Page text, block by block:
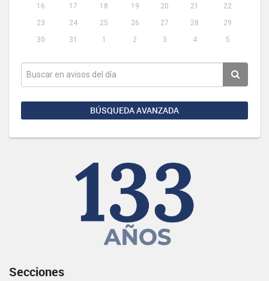
16
17 18 19 20 21
22
23
24 25 26 27 28
29
30
31 1 2 3 4 5
BÚSQUEDA AVANZADA
Secciones